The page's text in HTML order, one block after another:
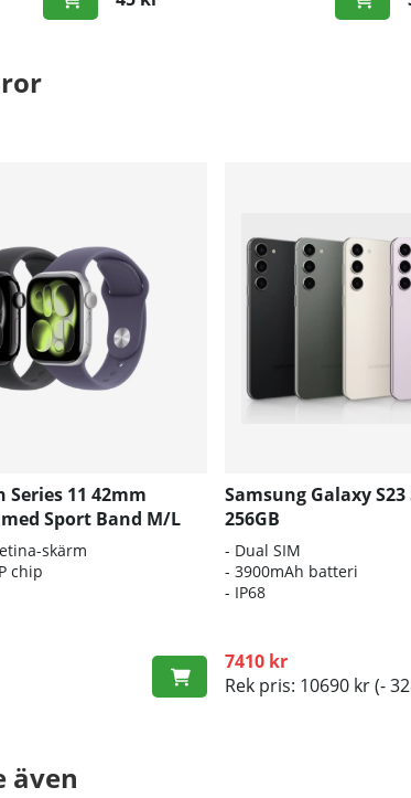
Series 11 42mm
Sport Band M/L
skärm
chip
Samsung Galaxy S23
256GB
- Dual SIM
- 3900mAh batteri
- IP68
7410 kr
Rek pris: 10690 kr(-
även